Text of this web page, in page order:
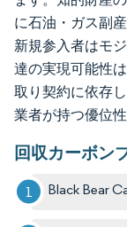
に石油・ガス副
新規参入者はモ
達の実現可能性
取り契約に依存
業者が持つ優位性
回収カーボン
Black Bear